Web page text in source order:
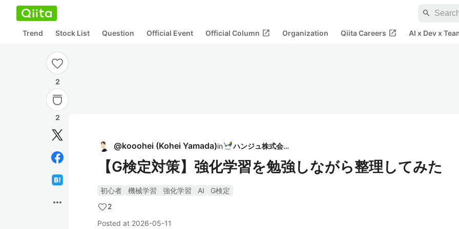
search
Trend Stock List Question Official Event Official Column open_in_new Organization Qiita Careers open_in_new AI x Dev x
2
2
more_horiz
@kooohei (Kohei Yamada)in ハンジュ株式会社
【G検定対策】強化学習を勉強しながら整理してみた
初心者 機械学習 強化学習 AI
G検定
2
Posted at 2026-05-11